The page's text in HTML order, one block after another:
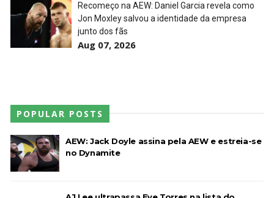
Recomeço na AEW: Daniel Garcia revela como
Jon Moxley salvou a identidade da empresa
junto dos fãs
Aug 07, 2026
POPULAR POSTS
AEW: Jack Doyle assina pela AEW e estreia-se
no Dynamite